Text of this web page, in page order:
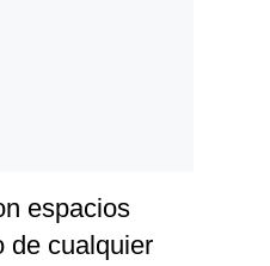
espacios
de cualquier